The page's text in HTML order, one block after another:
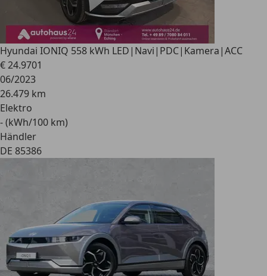
Hyundai IONIQ 558 kWh LED|Navi|PDC|Kamera|ACC
€ 24.9701
06/2023
26.479 km
Elektro
- (kWh/100 km)
Händler
DE 85386